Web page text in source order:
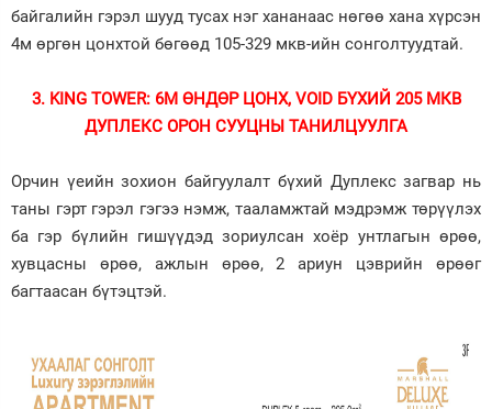
байгалийн гэрэл шууд тусах нэг хананаас нөгөө хана хүрсэн
4м өргөн цонхтой бөгөөд 105-329 мкв-ийн сонголтуудтай.
3. KING TOWER: 6М ӨНДӨР ЦОНХ, VOID БҮХИЙ 205 МКВ
ДУПЛЕКС ОРОН СУУЦНЫ ТАНИЛЦУУЛГА
Орчин үеийн зохион байгуулалт бүхий Дуплекс загвар нь
таны гэрт гэрэл гэгээ нэмж, тааламжтай мэдрэмж төрүүлэх
ба гэр бүлийн гишүүдэд зориулсан хоёр унтлагын өрөө,
хувцасны өрөө, ажлын өрөө, 2 ариун цэврийн өрөөг
багтаасан бүтэцтэй.